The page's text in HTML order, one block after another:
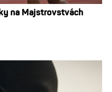
na Majstrovstvách